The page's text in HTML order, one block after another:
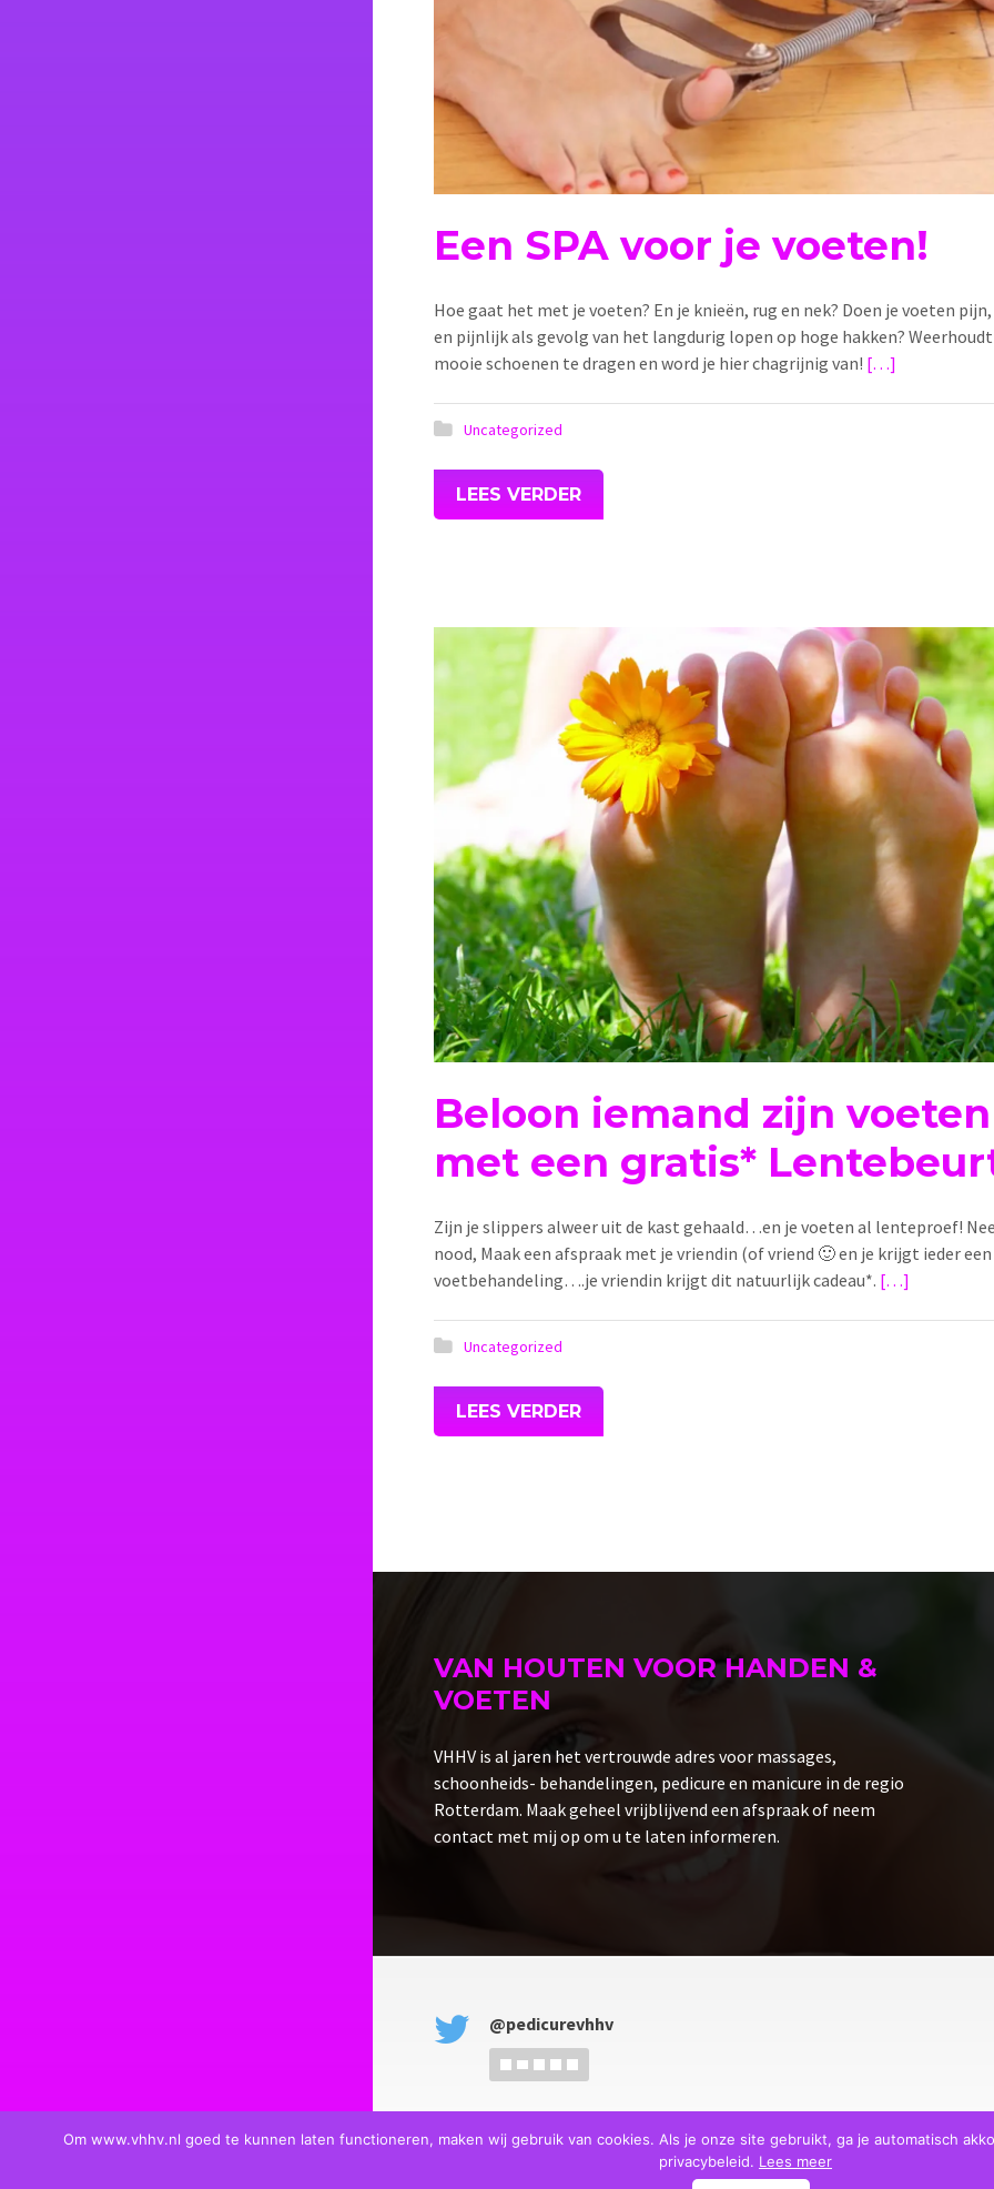
Een SPA voor je voeten!
Hoe gaat het met je voeten? En je knieën, rug en nek? Doen je voeten
en pijnlijk als gevolg van het langdurig lopen op hoge hakken?
mooie schoenen te dragen en word je hier chagrijnig van! […]
Uncategorized
LEES VERDER
Beloon iemand zijn voeten
met een gratis*
Zijn je slippers alweer uit de kast gehaald…en je voeten al lenteproef!
nood, Maak een afspraak met je vriendin (of vriend 🙂 en je krijgt ieder
voetbehandeling….je vriendin krijgt dit natuurlijk cadeau*. […]
Uncategorized
LEES VERDER
VAN HOUTEN VOOR HANDEN &
VOETEN
VHHV is al jaren het vertrouwde adres voor massages,
schoonheids- behandelingen, pedicure en manicure in de regio
Rotterdam. Maak geheel vrijblijvend een afspraak of neem
contact met mij op om u te laten informeren.
@pedicurevhhv
Privacy statement
Om www.vhhv.nl goed te kunnen laten functioneren, maken wij gebruik van cookies. Als je onze site gebruikt, ga je automatisch
privacybeleid. Lees meer